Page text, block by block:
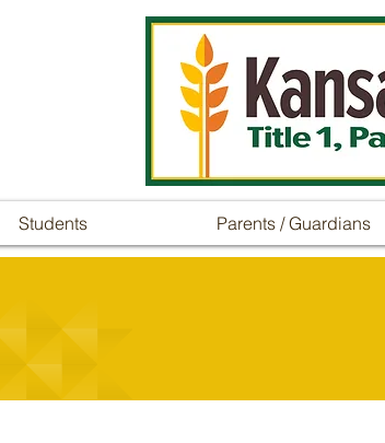
Students Parents / Guardians